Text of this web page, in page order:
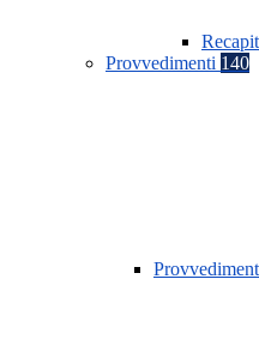
Provvedimenti 140